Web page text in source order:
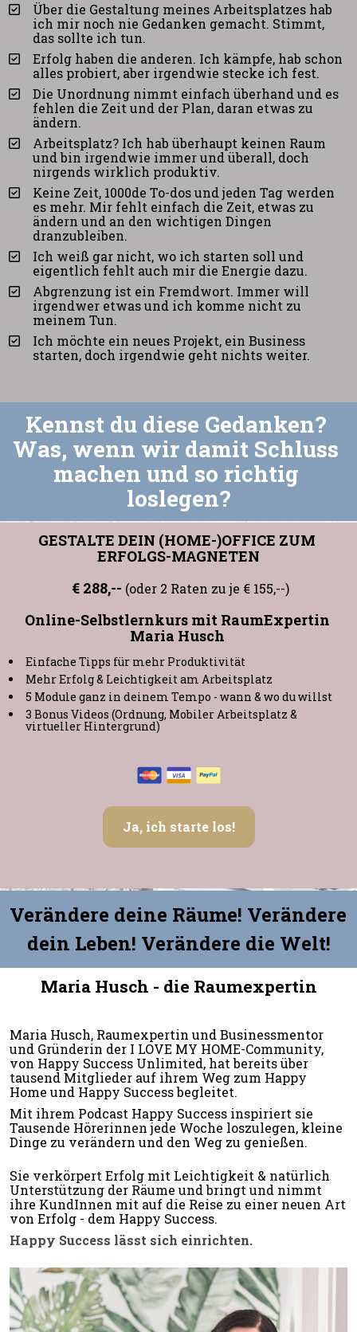
Über die Gestaltung meines Arbeitsplatzes hab
ich mir noch nie Gedanken gemacht. Stimmt,
das sollte ich tun.
Erfolg haben die anderen. Ich kämpfe, hab schon
alles probiert, aber irgendwie stecke ich fest.
Die Unordnung nimmt einfach überhand und es
fehlen die Zeit und der Plan, daran etwas zu
ändern.
Arbeitsplatz? Ich hab überhaupt keinen Raum
und bin irgendwie immer und überall, doch
nirgends wirklich produktiv.
Keine Zeit, 1000de To-dos und jeden Tag werden
es mehr. Mir fehlt einfach die Zeit, etwas zu
ändern und an den wichtigen Dingen
dranzubleiben.
Ich weiß gar nicht, wo ich starten soll und
eigentlich fehlt auch mir die Energie dazu.
Abgrenzung ist ein Fremdwort. Immer will
irgendwer etwas und ich komme nicht zu
meinem Tun.
Ich möchte ein neues Projekt, ein Business
starten, doch irgendwie geht nichts weiter.
Kennst du diese Gedanken?
Was, wenn wir damit Schluss
machen und so richtig
loslegen?
GESTALTE DEIN (HOME-)OFFICE ZUM
ERFOLGS-MAGNETEN
€ 288,-- (oder 2 Raten zu je € 155,--)
Online-Selbstlernkurs mit RaumExpertin
Maria Husch
Einfache Tipps für mehr Produktivität
Mehr Erfolg & Leichtigkeit am Arbeitsplatz
5 Module ganz in deinem Tempo - wann & wo du willst
3 Bonus Videos (Ordnung, Mobiler Arbeitsplatz &
virtueller Hintergrund)
Ja, ich starte los!
Verändere deine Räume! Verändere
dein Leben! Verändere die Welt!
Maria Husch - die Raumexpertin
Maria Husch, Raumexpertin und Businessmentor
und Gründerin der I LOVE MY HOME-Community,
von Happy Success Unlimited, hat bereits über
tausend Mitglieder auf ihrem Weg zum Happy
Home und Happy Success begleitet.
Mit ihrem Podcast Happy Success inspiriert sie
Tausende Hörerinnen jede Woche loszulegen, kleine
Dinge zu verändern und den Weg zu genießen.
Sie verkörpert Erfolg mit Leichtigkeit & natürlich
Unterstützung der Räume und bringt und nimmt
ihre KundInnen mit auf die Reise zu einer neuen Art
von Erfolg - dem Happy Success.
Happy Success lässt sich einrichten.